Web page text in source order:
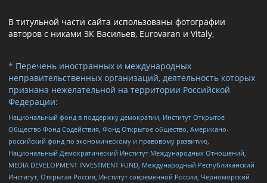
В титульной части сайта использованы фотографии
авторов с никами ЗК Васильев, Eurovaran и Vitaly,
* Перечень иностранных и международных
неправительственных организаций, деятельность которых
признана нежелательной на территории Российской
Федерации:
Национальный фонд в поддержку демократии, Институт Открытое
Общество Фонд Содействия, Фонд Открытое общество, Американо-
российский фонд по экономическому и правовому развитию,
Национальный Демократический Институт Международных Отношений,
MEDIA DEVELOPMENT INVESTMENT FUND, Международный Республиканский
Институт, Открытая Россия, Институт современной России, Черноморский